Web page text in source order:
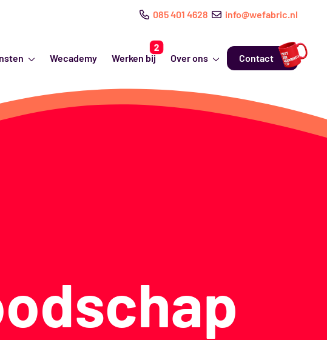
085 401 4628 info@wefabric.nl
Wecademy Werken bij Over ons Contact